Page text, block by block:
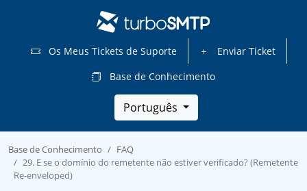
Os Meus Tickets de Suporte
Enviar Ticket
Base de Conhecimento
Português
Base de Conhecimento
FAQ
29. E se o domínio do remetente não estiver verificado? (Remetente
Re-enveloped)